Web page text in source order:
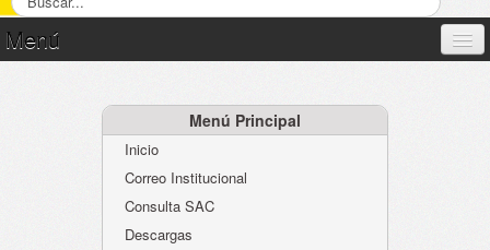
Menú
Atención al Ciudadano
Instituciones Educativas
Despacho Secretaría
Menú Principal
Inicio
Correo Institucional
Consulta SAC
Descargas